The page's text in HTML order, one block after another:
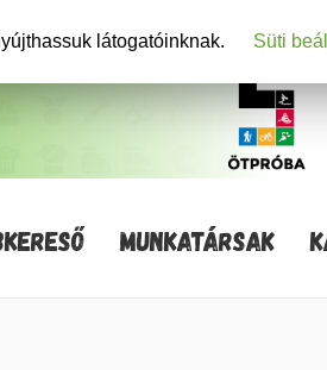
MUNKATÁRSAK
látogatóinknak. Süti